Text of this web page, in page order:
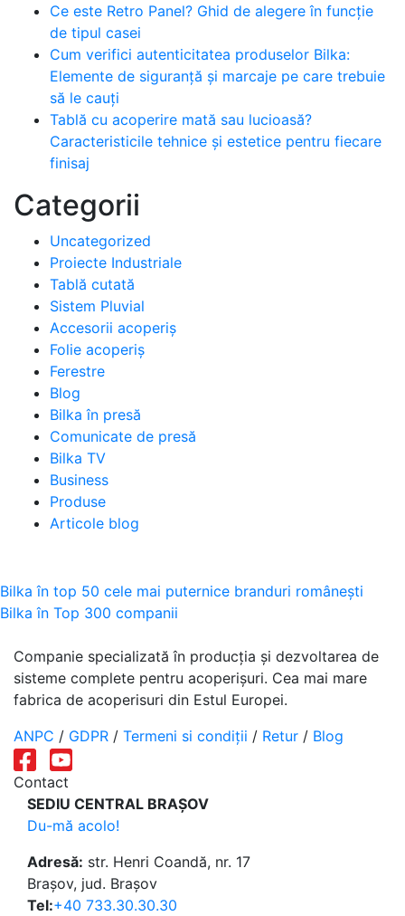
Ce este Retro Panel? Ghid de alegere în funcție
de tipul casei
Cum verifici autenticitatea produselor Bilka:
Elemente de siguranță și marcaje pe care trebuie
să le cauți
Tablă cu acoperire mată sau lucioasă?
Caracteristicile tehnice și estetice pentru fiecare
finisaj
Categorii
Uncategorized
Proiecte Industriale
Tablă cutată
Sistem Pluvial
Accesorii acoperiș
Folie acoperiș
Ferestre
Blog
Bilka în presă
Comunicate de presă
Bilka TV
Business
Produse
Articole blog
Navigare
în
articole
Bilka în top 50 cele mai puternice branduri românești
Bilka în Top 300 companii
Companie specializată în producția și dezvoltarea de
sisteme complete pentru acoperișuri. Cea mai mare
fabrica de acoperisuri din Estul Europei.
ANPC / GDPR / Termeni si condiții / Retur / Blog
Contact
SEDIU CENTRAL BRAȘOV
Du-mă acolo!
Adresă: str. Henri Coandă, nr. 17
Brașov, jud. Brașov
Tel:+40 733.30.30.30